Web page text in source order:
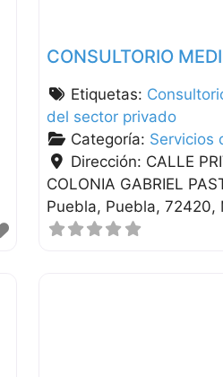
CONSULTORIO
Etiquetas:
del sector privado
Categoría: Servicios
Dirección: CALLE
COLONIA GABRIEL
Puebla Puebla 72420